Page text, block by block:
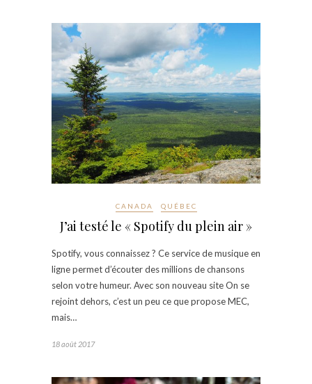
CANADA QUÉBEC
J’ai testé le « Spotify du plein air »
Spotify, vous connaissez ? Ce service de musique en
ligne permet d’écouter des millions de chansons
selon votre humeur. Avec son nouveau site On se
rejoint dehors, c’est un peu ce que propose MEC,
mais…
18 août 2017